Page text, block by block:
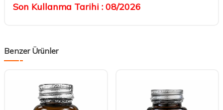
Son Kullanma Tarihi : 08/2026
Benzer Ürünler